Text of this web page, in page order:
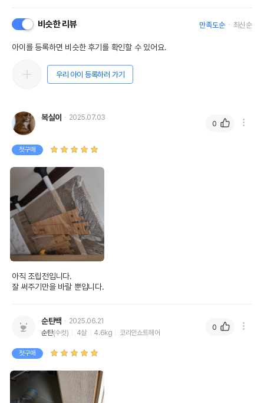
비슷한 리뷰 만족도순 최신순
아이를 등록하면 비슷한 후기를 확인할 수 있어요.
우리 아이 등록하러 가기
복실이 2025.07.03
첫구매
아직 조립전입니다.
잘 써주기만을 바랄 뿐입니다.
0
순탄백
2025.06.21
순탄(수컷) 4살 4.6kg 코리안쇼트헤어
첫구매
0